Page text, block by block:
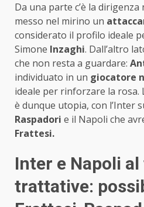
Da una parte c’è la
messo nel mirino un
considerato il profilo ideale
Simone Inzaghi. Dall’altro
che non resta a guardare:
individuato in un giocatore
ideale per rinforzare la rosa.
è dunque utopia, con l’Inter
Raspadori e il Napoli che
Frattesi.
Inter e Napoli
trattative: